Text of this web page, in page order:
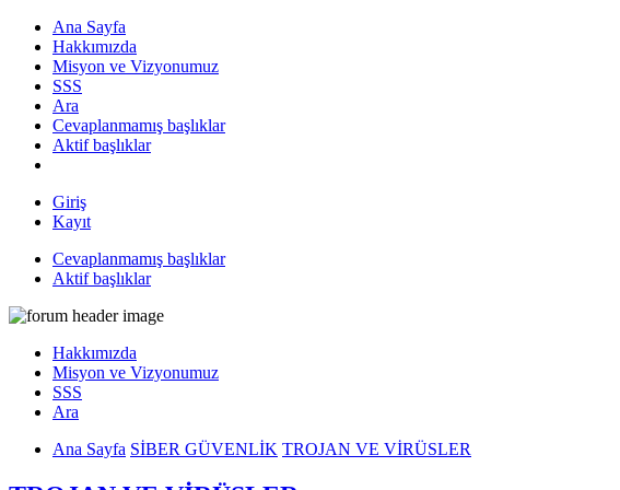
Ana Sayfa
Hakkımızda
Misyon ve Vizyonumuz
SSS
Ara
Cevaplanmamış başlıklar
Aktif başlıklar
Giriş
Kayıt
Cevaplanmamış başlıklar
Aktif başlıklar
Hakkımızda
Misyon ve Vizyonumuz
SSS
Ara
Ana Sayfa SİBER GÜVENLİK TROJAN VE VİRÜSLER